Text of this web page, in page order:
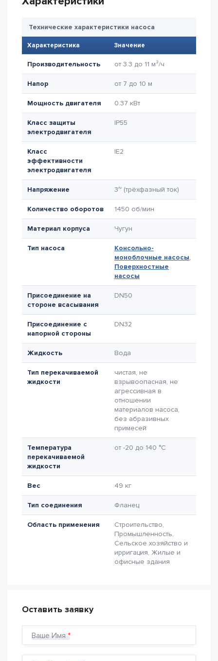
Технические характеристики насоса
Характеристика Значение
Производительность от 3.3 до 11 м³/ч
Напор от 7 до 10 м
Мощность двигателя 0.37 кВт
Класс защиты
электродвигателя
IP55
Класс
эффективности
электродвигателя
IE2
Напряжение 3~ (трёхфазный ток)
Количество оборотов 1450 об/мин
Материал корпуса Чугун
Тип насоса
Консольно-
моноблочные насосы,
Поверхностные
насосы
Присоединение на
стороне всасывания
DN50
Присоединение с
напорной стороны
DN32
Жидкость Вода
Тип перекачиваемой
жидкости
чистая, не
взрывоопасная, не
агрессивная в
отношении
материалов насоса,
без абразивных
примесей
Температура
перекачиваемой
жидкости
от -20 до 140 °C
Вес 49 кг
Тип соединения Фланец
Область применения
Строительство,
Промышленность,
Сельское хозяйство и
ирригация, Жилые и
офисные здания
Оставить заявку
Ваше Имя